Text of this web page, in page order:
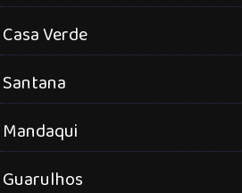
Casa Verde
Santana
Mandaqui
Guarulhos